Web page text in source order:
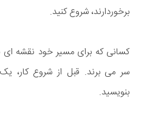
برخوردارند، شروع کنید.
کسانی که برای مسیر خود نقشه ای
سر می برند. قبل از شروع کار،
بنویسید.